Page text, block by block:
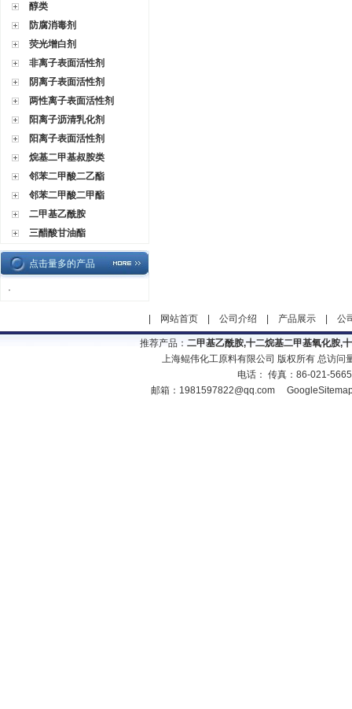
醇类
防腐消毒剂
荧光增白剂
非离子表面活性剂
阴离子表面活性剂
两性离子表面活性剂
阳离子沥清乳化剂
阳离子表面活性剂
烷基二甲基叔胺类
邻苯二甲酸二乙酯
邻苯二甲酸二甲酯
二甲基乙酰胺
三醋酸甘油酯
点击量多的产品
·
网站首页| 公司介绍 产品展示| 公
推荐产品： 二甲基乙酰胺,十二烷基二甲基氧化胺,
上海鲲伟化工原料有限公司 版权所有 总访问
电话： 传真：86-021-
邮箱： 1981597822@qq.com